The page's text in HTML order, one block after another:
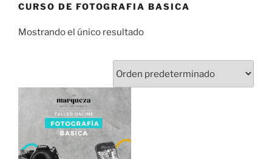
CURSO DE FOTOGRAFIA BASICA
Mostrando el único resultado